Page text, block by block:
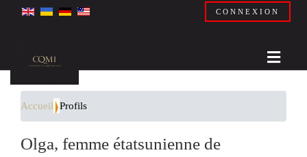
CONNEXION
Accueil Profils
Olga, femme étatsunienne de